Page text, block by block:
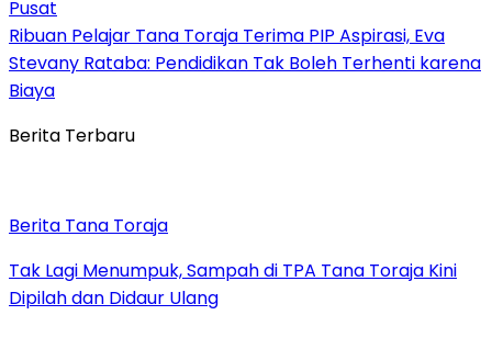
Pusat
Ribuan Pelajar Tana Toraja Terima PIP Aspirasi, Eva
Stevany Rataba: Pendidikan Tak Boleh Terhenti karena
Biaya
Berita Terbaru
Berita Tana Toraja
Tak Lagi Menumpuk, Sampah di TPA Tana Toraja Kini
Dipilah dan Didaur Ulang